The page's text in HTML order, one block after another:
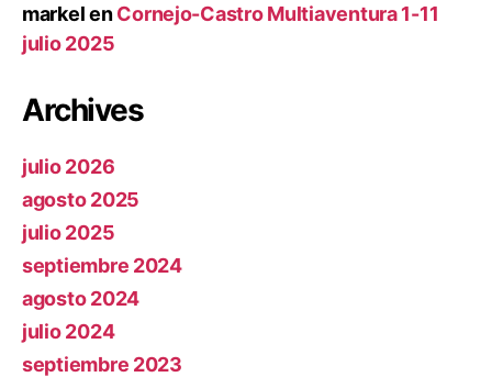
markelenCornejo-Castro Multiaventura 1-11
julio 2025
Archives
julio 2026
agosto 2025
julio 2025
septiembre 2024
agosto 2024
julio 2024
septiembre 2023